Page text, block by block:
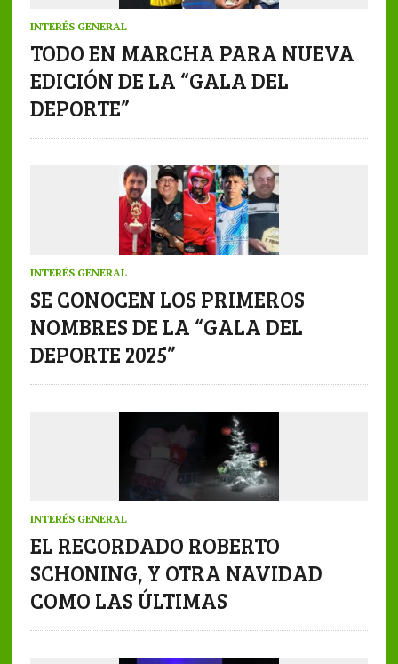
INTERÉS GENERAL
TODO EN MARCHA PARA NUEVA
EDICIÓN DE LA “GALA DEL
DEPORTE”
INTERÉS GENERAL
SE CONOCEN LOS PRIMEROS
NOMBRES DE LA “GALA DEL
DEPORTE 2025”
INTERÉS GENERAL
EL RECORDADO ROBERTO
SCHONING, Y OTRA NAVIDAD
COMO LAS ÚLTIMAS